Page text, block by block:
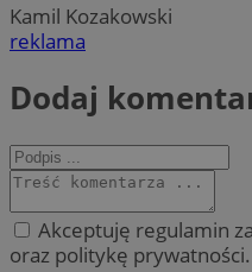
Kamil Kozakowski
reklama
Dodaj
Akceptuję regulamin
oraz politykę prywatności.